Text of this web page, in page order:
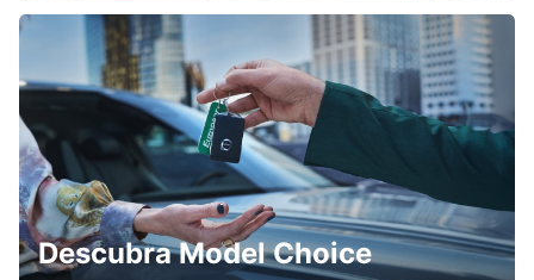
Descubra Model Choice